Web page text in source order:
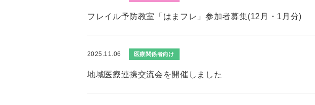
フレイル予防教室「はまフレ」参加者募集(12月・1月分)
2025.11.06 医療関係者向け
地域医療連携交流会を開催しました